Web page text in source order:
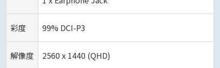
彩度 99% DCI-P3
解像度 2560 x 1440 (QHD)